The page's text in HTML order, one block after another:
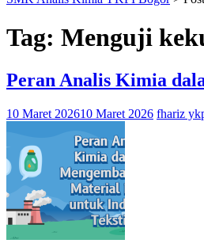
Tag: Menguji
Peran Analis Kimia
10 Maret 202610 Maret 2026 fhariz